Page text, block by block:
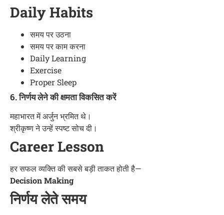
Daily Habits
समय पर उठना
समय पर काम करना
Daily Learning
Exercise
Proper Sleep
6. निर्णय लेने की क्षमता विकसित करें
महाभारत में अर्जुन भ्रमित थे।
श्रीकृष्ण ने उन्हें स्पष्ट सोच दी।
Career Lesson
हर सफल व्यक्ति की सबसे बड़ी ताकत होती है—
Decision Making
निर्णय लेते समय